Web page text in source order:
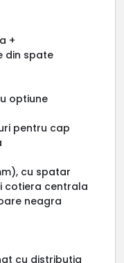
+
din spate
optiune
pentru cap
cu spatar
cotiera centrala
neagra
cu distributia